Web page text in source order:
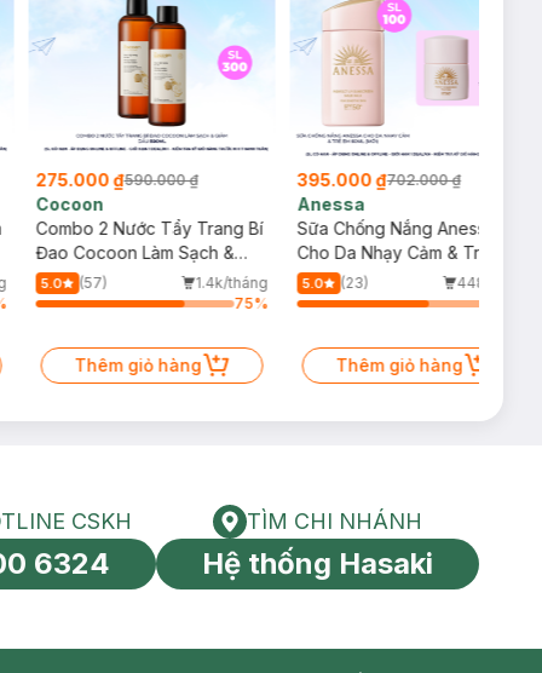
275.000 ₫590.000 ₫
Cocoon
Combo 2 Nước Tẩy Trang Bí
Đao Cocoon Làm Sạch &
Giảm Dầu 500ml
5.0 (57)
1.4k/tháng
75%
Thêm giỏ hàng
395.000 ₫702.000 ₫
Anessa
Sữa Chống Nắng Anessa
Cho Da Nhạy Cảm & Trẻ Em
60ml (Mới)
5.0 (23)
448/tháng
Thêm giỏ hàng
toàn cầu
HOTLINE CSKH
CSKH
6324
Tìm chi nhánh
TÌM CHI NHÁNH
Hệ thống Hasaki